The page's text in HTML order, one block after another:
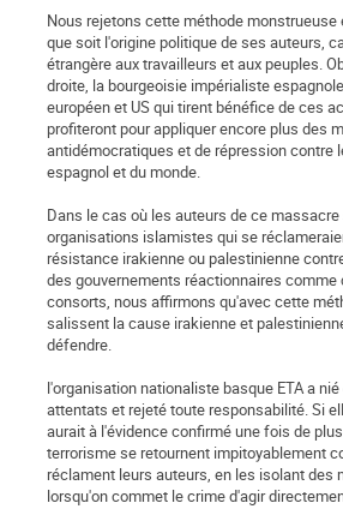
Nous rejetons cette méthode monstrueuse
que soit l'origine politique de ses auteurs,
étrangère aux travailleurs et aux peuples.
droite, la bourgeoisie impérialiste
européen et US qui tirent bénéfice de ces
profiteront pour appliquer encore plus des
antidémocratiques et de répression contre
espagnol et du monde.
Dans le cas où les auteurs de ce
organisations islamistes qui se
résistance irakienne ou palestinienne
des gouvernements réactionnaires comme
consorts, nous affirmons qu'avec cette
salissent la cause irakienne et
défendre.
l'organisation nationaliste basque ETA a
attentats et rejeté toute responsabilité. Si
aurait à l'évidence confirmé une fois de
terrorisme se retournent impitoyablement
réclament leurs auteurs, en les isolant des
lorsqu'on commet le crime d'agir